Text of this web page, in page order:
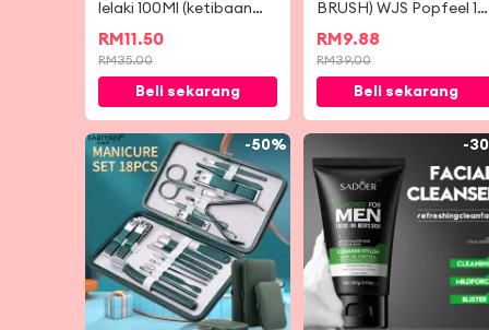
lelaki 100Ml (ketibaan
baru) harga istimewa
RM 11.50
RM35.00
Beli sekarang
BRUSH) WJS Popfeel 120
& 40 Colors Matte
Luminous Eyeshadow
Palette Cosmetic Mini
Portable 40 Eye
Shadow Natural Tone
Makeup Shades BROWN
MULTICOLOR (FREE RM
50 VOUCHER)
RM 9.88
RM39.00
Beli sekarang
-50% -